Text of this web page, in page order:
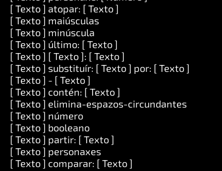
[ Texto ] atopar: [ Texto ]
[ Texto ] maiúsculas
[ Texto ] minúscula
[ Texto ] último: [ Texto ]
[ Texto ] [ Texto ]: [ Texto ]
[ Texto ] substituír: [ Texto ] por: [ Texto ]
[ Texto ] - [ Texto ]
[ Texto ] contén: [ Texto ]
[ Texto ] elimina-espazos-circundantes
[ Texto ] número
[ Texto ] booleano
[ Texto ] partir: [ Texto ]
[ Texto ] personaxes
[ Texto ] comparar: [ Texto ]